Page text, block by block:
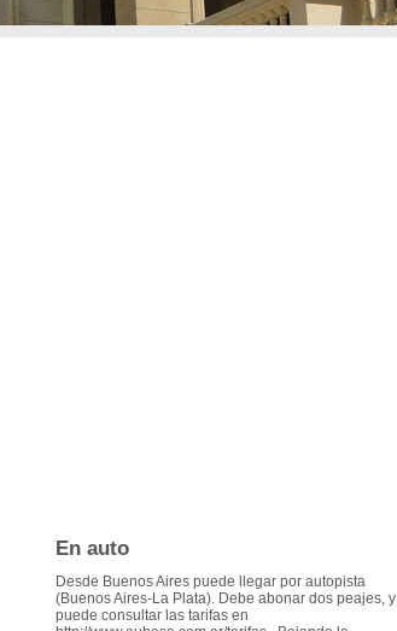
En auto
Desde Buenos Aires puede llegar por autopista
(Buenos Aires-La Plata). Debe abonar dos peajes, y
puede consultar las tarifas en